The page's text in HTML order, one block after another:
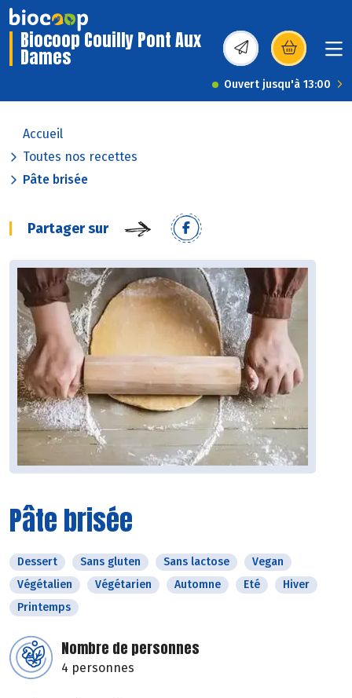
Biocoop Couilly Pont Aux
Dames (s’ouvre dans une
Ouvert jusqu'à 13:00
Accueil
Toutes nos recettes
Pâte brisée
Partager sur
Pâte brisée
Dessert Sans gluten Sans lactose
Vegan
Végétalien
Végétarien Automne Eté
Hiver
Printemps
Nombre de personnes
4 personnes